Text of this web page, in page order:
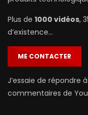
Plus de 1000 vidéos,
d’existence…
ME CONTACTER
J’essaie de répondre
commentaires de